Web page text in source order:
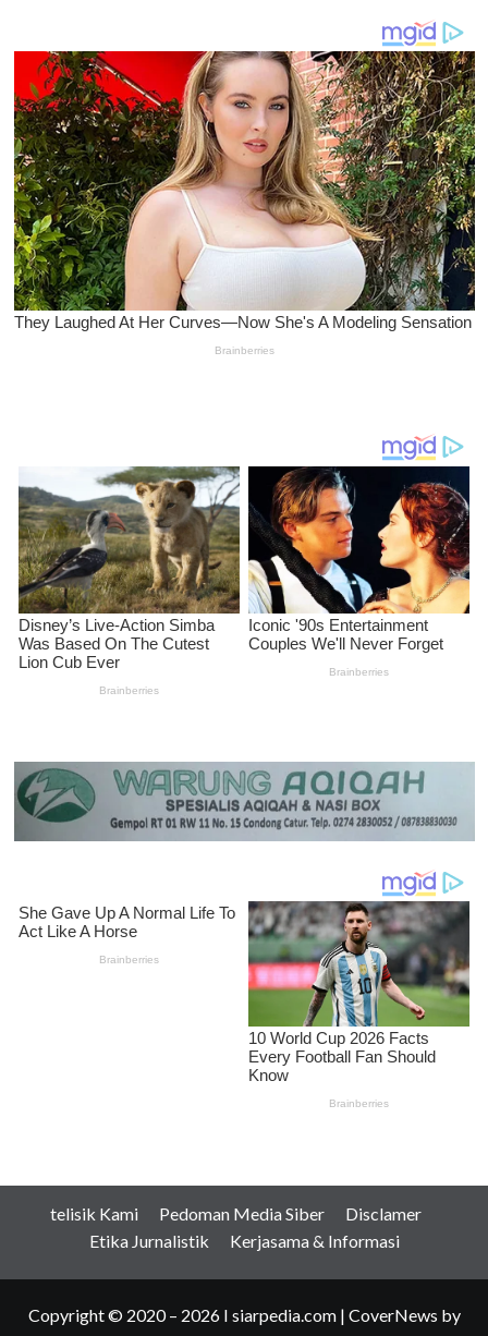
telisik Kami Pedoman Media Siber
Disclamer
Etika Jurnalistik
Kerjasama & Informasi
Copyright © 2020 – 2026 I siarpedia.com | CoverNews by